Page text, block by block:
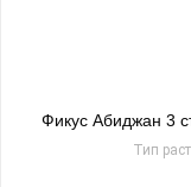
Фикус Абиджан 3
Тип